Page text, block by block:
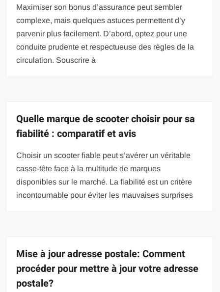
Maximiser son bonus d’assurance peut sembler
complexe, mais quelques astuces permettent d’y
parvenir plus facilement. D’abord, optez pour une
conduite prudente et respectueuse des règles de la
circulation. Souscrire à
Quelle marque de scooter choisir pour sa
fiabilité : comparatif et avis
Choisir un scooter fiable peut s’avérer un véritable
casse-tête face à la multitude de marques
disponibles sur le marché. La fiabilité est un critère
incontournable pour éviter les mauvaises surprises
Mise à jour adresse postale: Comment
procéder pour mettre à jour votre adresse
postale?